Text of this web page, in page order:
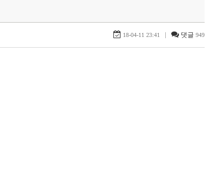
18-04-11 23:41 | 댓글 949